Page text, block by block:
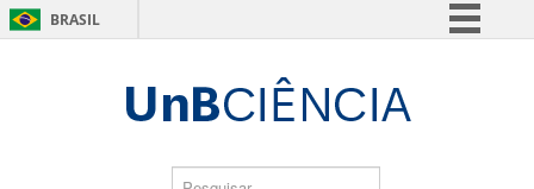
BRASIL
Comunica BR
Acesso à informação